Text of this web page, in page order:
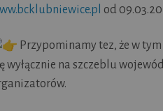
od
Przypominamy tez, że w
wyłącznie na szczeblu